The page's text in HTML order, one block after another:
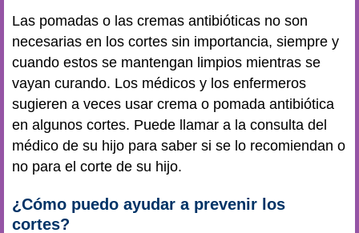
Las pomadas o las cremas antibióticas no son
necesarias en los cortes sin importancia, siempre y
cuando estos se mantengan limpios mientras se
vayan curando. Los médicos y los enfermeros
sugieren a veces usar crema o pomada antibiótica
en algunos cortes. Puede llamar a la consulta del
médico de su hijo para saber si se lo recomiendan o
no para el corte de su hijo.
¿Cómo puedo ayudar a prevenir los
cortes?